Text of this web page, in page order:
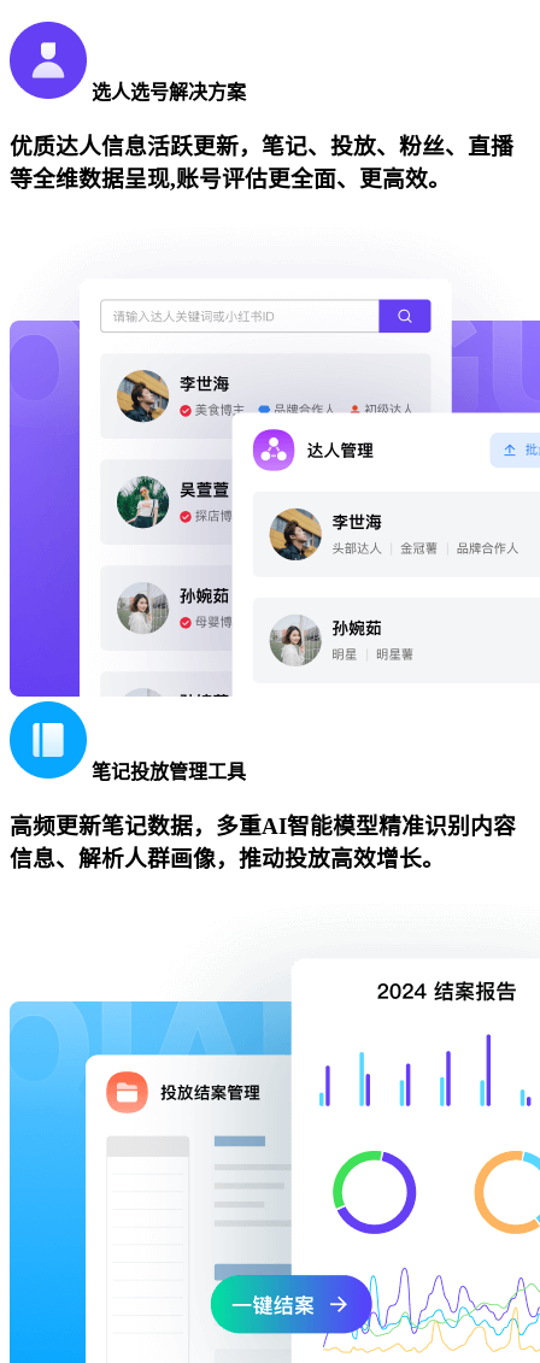
选人选号解决方案
优质达人信息活跃更新，笔记、投放、粉丝、直播
等全维数据呈现,账号评估更全面、更高效。
笔记投放管理工具
高频更新笔记数据，多重AI智能模型精准识别内容
信息、解析人群画像，推动投放高效增长。